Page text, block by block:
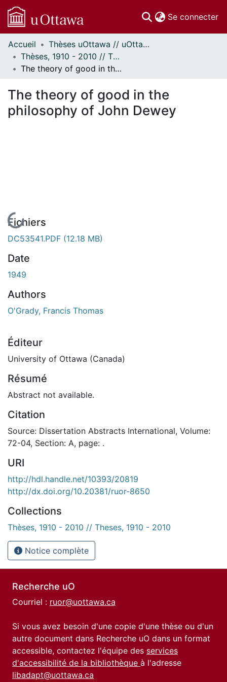
Se connecter
Communautés
et collections
Parcourir
À propos
Accueil
Thèses uOttawa // uOttawa Theses
Thèses, 1910 - 2010 // Theses, 1910 - 2010
The theory of good in the philosophy of John Dewey
The theory of good in the
philosophy of John Dewey
En cours de chargement...
Fichiers
DC53541.PDF (12.18 MB)
Date
1949
Authors
O'Grady, Francis Thomas
Éditeur
University of Ottawa (Canada)
Résumé
Abstract not available.
Citation
Source: Dissertation Abstracts International, Volume:
72-04, Section: A, page: .
URI
http://hdl.handle.net/10393/20819
http://dx.doi.org/10.20381/ruor-8650
Collections
Thèses, 1910 - 2010 // Theses, 1910 - 2010
Notice complète
Recherche uO
Courriel : ruor@uottawa.ca
Si vous avez besoin d'une copie d'une thèse ou d'un
autre document dans Recherche uO dans un format
accessible, contactez l'équipe des services
d'accessibilité de la bibliothèque à l'adresse
libadapt@uottawa.ca